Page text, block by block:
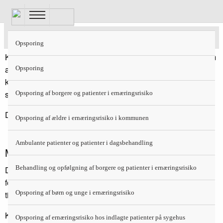
hovedindhold
Opsporing
Opsporing
Opsporing af borgere og patienter i ernæringsrisiko
Opsporing af ældre i ernæringsrisiko i kommunen
Ambulante patienter og patienter i dagsbehandling
Behandling og opfølgning af borgere og patienter i ernæringsrisiko
Opsporing af børn og unge i ernæringsrisiko
Opsporing af ernæringsrisiko hos indlagte patienter på sygehus
Om Kosthåndbogen
Kosthåndbogen er oprindeligt udsprunget af en intention om
at udforme fælles nationale retningslinjer baseret på
kosthåndbøger indsamlet fra en lang række danske
sygehuse.
Dette er den 3. reviderede version.
Målgruppe
Den Nationale Kosthåndbog 2016 indeholder anbefalinger
for, hvilken mad raske og syge i alle aldersgrupper bør
tilbydes.
Kosthåndbogen er rettet mod personer, der enten har